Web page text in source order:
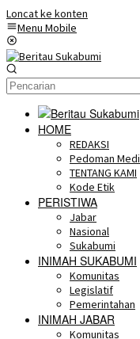
Loncat ke konten
Menu Mobile
HOME
REDAKSI
Pedoman
TENTANG KAMI
Kode Etik
PERISTIWA
Jabar
Nasional
Sukabumi
INIMAH SUKABUMI
Komunitas
Legislatif
Pemerintahan
INIMAH JABAR
Komunitas